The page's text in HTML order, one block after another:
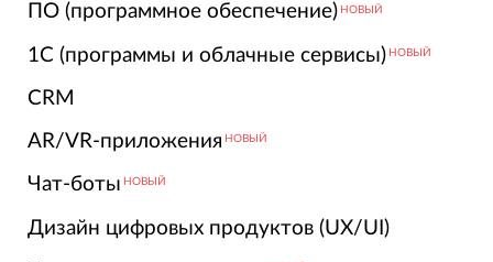
ПО (программное обеспечение) НОВЫЙ
1С (программы и облачные сервисы) НОВЫЙ
CRM
AR/VR-приложения НОВЫЙ
Чат-боты НОВЫЙ
Дизайн цифровых продуктов (UX/UI)